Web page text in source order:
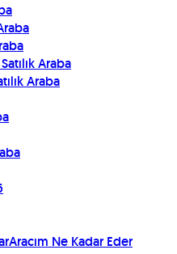
Araba
Araba
Aracım Ne Kadar Eder